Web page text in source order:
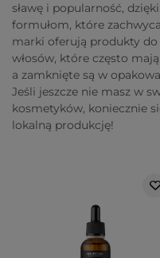
sławę i popularność,
formułom, które
marki oferują produkty do
włosów, które często
a zamknięte są w
Jeśli jeszcze nie masz w
kosmetyków, koniecznie
lokalną produkcję!